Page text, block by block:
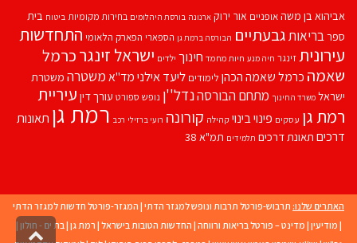
אביהוא בן משהאופניים אור ירוק ארנונה בורסת היהלומים בחירות מקומיות ביטוח בית
ספרבריאותגבעתיים הבורסה ברמת גן הספארי הפארק הלאומי התחדשות
עירוניתזינגר חיה מנע חיות מחמד חינוך ילדים ישראל זינגרכרמל
שאמה כרמל שאמה הכהן לימודים ליעד אילנימד''אמשטרה משטרת
ישראל משרד החינוך מתחם הבורסהנדל''ן נופש ספורט עורך דין עיריית
רמת גן עסקים פינוי בינוי קהילה קורונה רועי ברזילי רכב רמת גן תאונות
דרכים תאונת דרכים תלמידים תמ"א 38
האתרים שלנו: תרבוש-פורטל תרבות ונופש למגזר הדתי | המגזר-פורטל חדשות למגזר הדתי
| מודיעין | מדינט – פורטל בריאות ורווחה | החדשות הטובות בישראל | רמת גן | בת ים - חולון |